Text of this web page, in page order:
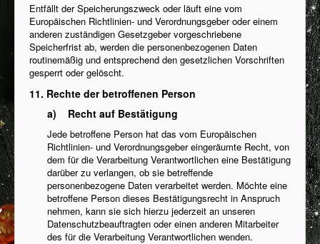
Entfällt der Speicherungszweck oder läuft eine vom
Europäischen Richtlinien- und Verordnungsgeber oder einem
anderen zuständigen Gesetzgeber vorgeschriebene
Speicherfrist ab, werden die personenbezogenen Daten
routinemäßig und entsprechend den gesetzlichen Vorschriften
gesperrt oder gelöscht.
11. Rechte der betroffenen Person
a) Recht auf Bestätigung
Jede betroffene Person hat das vom Europäischen
Richtlinien- und Verordnungsgeber eingeräumte Recht, von
dem für die Verarbeitung Verantwortlichen eine Bestätigung
darüber zu verlangen, ob sie betreffende
personenbezogene Daten verarbeitet werden. Möchte eine
betroffene Person dieses Bestätigungsrecht in Anspruch
nehmen, kann sie sich hierzu jederzeit an unseren
Datenschutzbeauftragten oder einen anderen Mitarbeiter
des für die Verarbeitung Verantwortlichen wenden.